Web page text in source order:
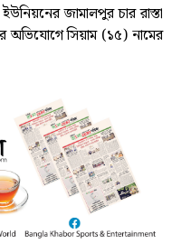
জামালপুর চার রাস্তা
অভিযোগে সিয়াম (১৫) নামের